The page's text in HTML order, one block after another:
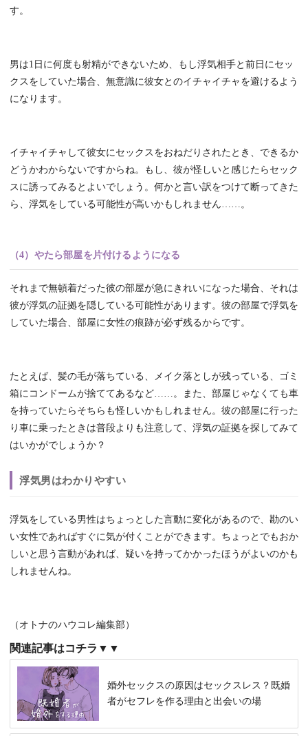
す。
男は1日に何度も射精ができないため、もし浮気相手と前日にセッ
クスをしていた場合、無意識に彼女とのイチャイチャを避けるよう
になります。
イチャイチャして彼女にセックスをおねだりされたとき、できるか
どうかわからないですからね。もし、彼が怪しいと感じたらセック
スに誘ってみるとよいでしょう。何かと言い訳をつけて断ってきた
ら、浮気をしている可能性が高いかもしれません……。
（4）やたら部屋を片付けるようになる
それまで無頓着だった彼の部屋が急にきれいになった場合、それは
彼が浮気の証拠を隠している可能性があります。彼の部屋で浮気を
していた場合、部屋に女性の痕跡が必ず残るからです。
たとえば、髪の毛が落ちている、メイク落としが残っている、ゴミ
箱にコンドームが捨ててあるなど……。また、部屋じゃなくても車
を持っていたらそちらも怪しいかもしれません。彼の部屋に行った
り車に乗ったときは普段よりも注意して、浮気の証拠を探してみて
はいかがでしょうか？
浮気男はわかりやすい
浮気をしている男性はちょっとした言動に変化があるので、勘のい
い女性であればすぐに気が付くことができます。ちょっとでもおか
しいと思う言動があれば、疑いを持ってかかったほうがよいのかも
しれませんね。
（オトナのハウコレ編集部）
関連記事はコチラ▼▼
婚外セックスの原因はセックスレス？既婚
者がセフレを作る理由と出会いの場